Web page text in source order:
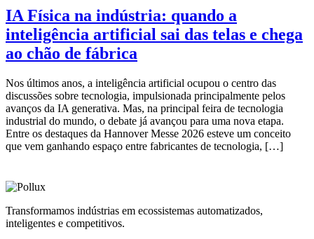
IA Física na indústria: quando a
inteligência artificial sai das telas e chega
ao chão de fábrica
Nos últimos anos, a inteligência artificial ocupou o centro das
discussões sobre tecnologia, impulsionada principalmente pelos
avanços da IA generativa. Mas, na principal feira de tecnologia
industrial do mundo, o debate já avançou para uma nova etapa.
Entre os destaques da Hannover Messe 2026 esteve um conceito
que vem ganhando espaço entre fabricantes de tecnologia, […]
Transformamos indústrias em ecossistemas automatizados,
inteligentes e competitivos.